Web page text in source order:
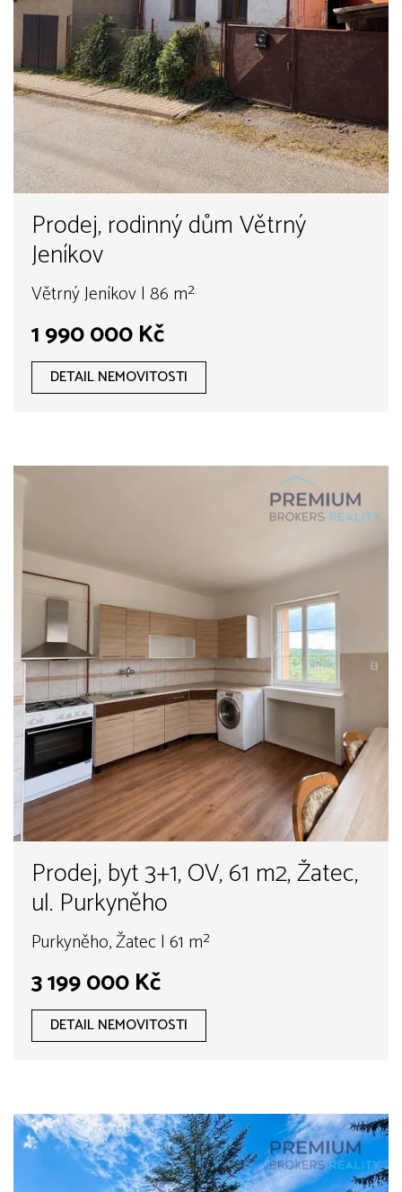
Prodej, rodinný dům Větrný
Jeníkov
Větrný Jeníkov | 86 m²
1 990 000 Kč
DETAIL NEMOVITOSTI
Prodej, byt 3+1, OV, 61 m2, Žatec,
ul. Purkyněho
Purkyněho, Žatec | 61 m²
3 199 000 Kč
DETAIL NEMOVITOSTI